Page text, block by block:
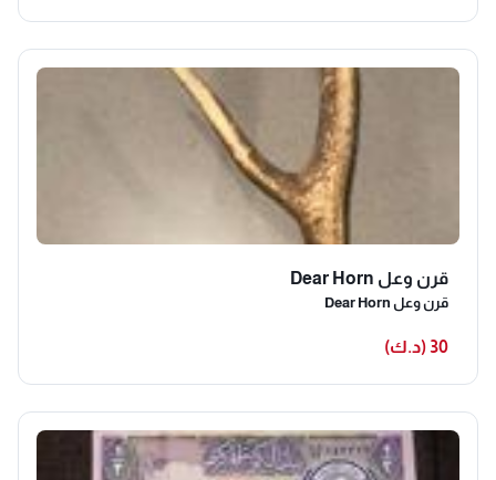
قرن وعل Dear Horn
قرن وعل Dear Horn
30 (د.ك)